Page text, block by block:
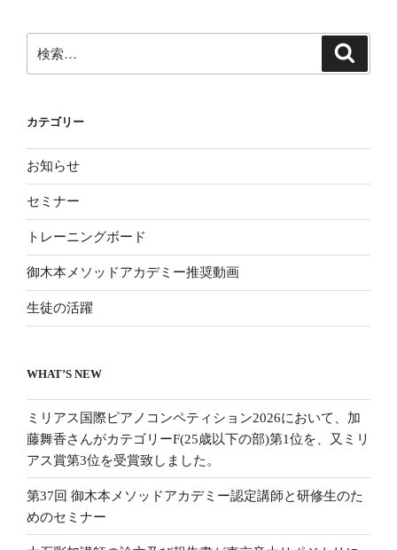
ー
シ
索:
カテゴリー
お知らせ
セミナー
トレーニングボード
御木本メソッドアカデミー推奨動画
生徒の活躍
WHAT’S NEW
ミリアス国際ピアノコンペティション2026において、加
藤舞香さんがカテゴリーF(25歳以下の部)第1位を、又ミリ
アス賞第3位を受賞致しました。
第37回 御木本メソッドアカデミー認定講師と研修生のた
めのセミナー